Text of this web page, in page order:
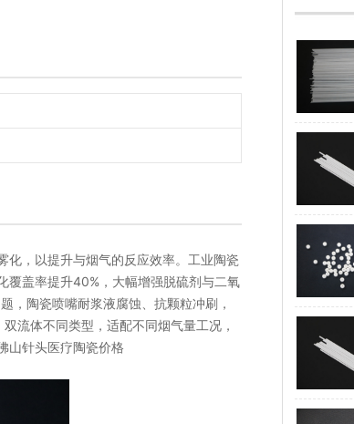
化，以提升与烟气的反应效率。工业陶瓷
覆盖率提升40%，大幅增强脱硫剂与二氧
，陶瓷喷嘴耐浆液腐蚀、抗颗粒冲刷，
流体不同类型，适配不同烟气量工况，
山针头医疗陶瓷价格